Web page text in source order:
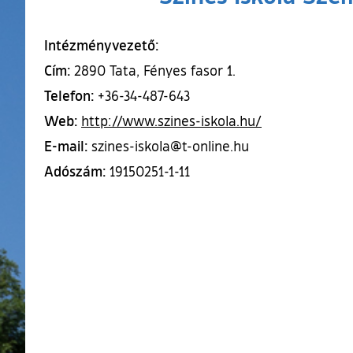
Intézményvezető:
Cím: 2890 Tata, Fényes fasor 1.
Telefon: +36-34-487-643
Web: http://www.szines-iskola.hu/(külső
E-mail: szines-iskola@t-online.hu
Adószám: 19150251-1-11